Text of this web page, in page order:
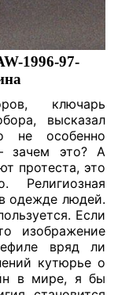
1996-97-
ключарь
высказал
не особенно
зачем это? А
протеста, это
одежде людей.
Если
изображение
вряд ли
кутюрье о
в мире, я бы